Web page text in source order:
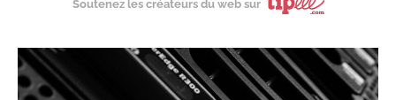
Soutenez les créateurs du web sur